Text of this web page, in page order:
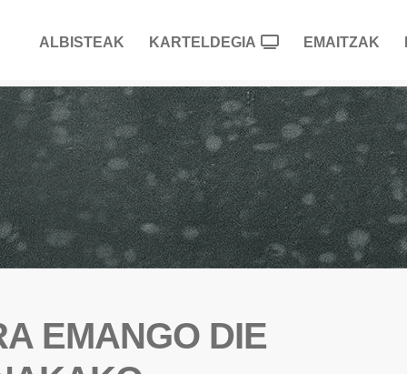
ALBISTEAK KARTELDEGIA EMAITZAK
EMANGO DIE